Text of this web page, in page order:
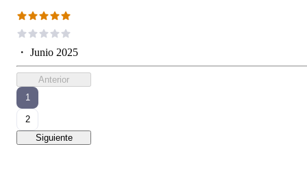
・ Junio 2025
Anterior
1
2
Siguiente